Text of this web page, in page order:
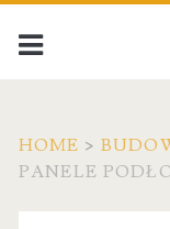
HOME >
PANELE